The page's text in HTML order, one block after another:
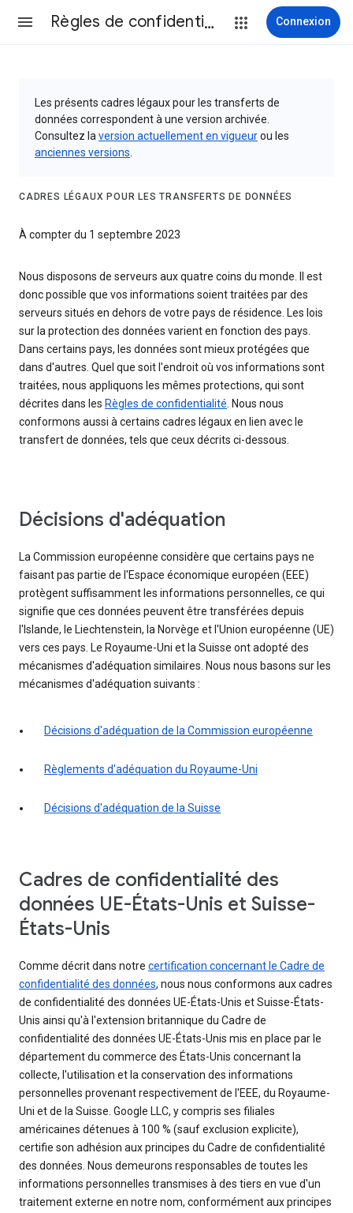
Règles de confidentialité et conditions d’utilisation Connexion
Les présents cadres légaux pour les transferts de
données correspondent à une version archivée.
Consultez la version actuellement en vigueurou les
anciennes versions
CADRES LÉGAUX POUR LES TRANSFERTS DE DONNÉES
À compter du 1 septembre 2023
Nous disposons de serveurs aux quatre coins du monde. Il est
donc possible que vos informations soient traitées par des
serveurs situés en dehors de votre pays de résidence. Les lois
sur la protection des données varient en fonction des pays.
Dans certains pays, les données sont mieux protégées que
dans d'autres. Quel que soit l'endroit où vos informations sont
traitées, nous appliquons les mêmes protections, qui sont
décrites dans les Règles de confidentialité. Nous nous
conformons aussi à certains cadres légaux en lien avec le
transfert de données, tels que ceux décrits ci-dessous.
Décisions d'adéquation
La Commission européenne considère que certains pays ne
faisant pas partie de l'Espace économique européen (EEE)
protègent suffisamment les informations personnelles, ce qui
signifie que ces données peuvent être transférées depuis
l'Islande, le Liechtenstein, la Norvège et l'Union européenne (UE)
vers ces pays. Le Royaume-Uni et la Suisse ont adopté des
mécanismes d'adéquation similaires. Nous nous basons sur les
mécanismes d'adéquation suivants :
Décisions d'adéquation de la Commission européenne
Règlements d'adéquation du Royaume-Uni
Décisions d'adéquation de la Suisse
Cadres de confidentialité des
données UE-États-Unis et Suisse-
États-Unis
Comme décrit dans notre certification concernant le Cadre de
confidentialité des données, nous nous conformons aux cadres
de confidentialité des données UE-États-Unis et Suisse-États-
Unis ainsi qu'à l'extension britannique du Cadre de
confidentialité des données UE-États-Unis mis en place par le
département du commerce des États-Unis concernant la
collecte, l'utilisation et la conservation des informations
personnelles provenant respectivement de l'EEE, du Royaume-
Uni et de la Suisse. Google LLC, y compris ses filiales
américaines détenues à 100 % (sauf exclusion explicite),
certifie son adhésion aux principes du Cadre de confidentialité
des données. Nous demeurons responsables de toutes les
informations personnelles transmises à des tiers en vue d'un
traitement externe en notre nom, conformément aux principes